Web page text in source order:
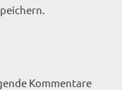
Kommentare